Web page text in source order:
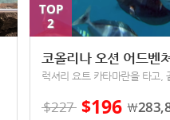
TOP
2
$227 $196 ￦